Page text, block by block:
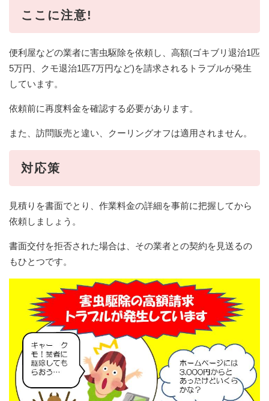
ここに注意!
便利屋などの業者に害虫駆除を依頼し、高額(ゴキブリ退治1匹
5万円、クモ退治1匹7万円など)を請求されるトラブルが発生
しています。
依頼前に再度料金を確認する必要があります。
また、訪問販売と違い、クーリングオフは適用されません。
対応策
見積りを書面でとり、作業料金の詳細を事前に把握してから
依頼しましょう。
書面交付を拒否された場合は、その業者との契約を見送るの
もひとつです。